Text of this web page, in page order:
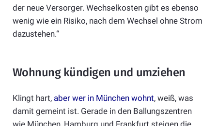
der neue Versorger. Wechselkosten gibt es ebenso
wenig wie ein Risiko, nach dem Wechsel ohne Strom
dazustehen.“
Wohnung kündigen und umziehen
Klingt hart, aber wer in München wohnt, weiß, was
damit gemeint ist. Gerade in den Ballungszentren